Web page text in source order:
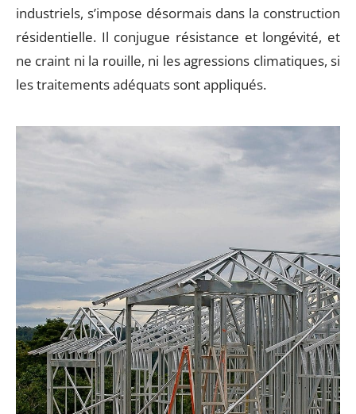
industriels, s’impose désormais dans la construction
résidentielle. Il conjugue résistance et longévité, et
ne craint ni la rouille, ni les agressions climatiques, si
les traitements adéquats sont appliqués.